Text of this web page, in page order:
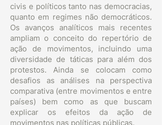
civis e políticos tanto nas democracias,
quanto em regimes não democráticos.
Os avanços analíticos mais recentes
ampliam o conceito do repertório de
ação de movimentos, incluindo uma
diversidade de táticas para além dos
protestos. Ainda se colocam como
desafios as análises na perspectiva
comparativa (entre movimentos e entre
países) bem como as que buscam
explicar os efeitos da ação de
movimentos nas políticas públicas.